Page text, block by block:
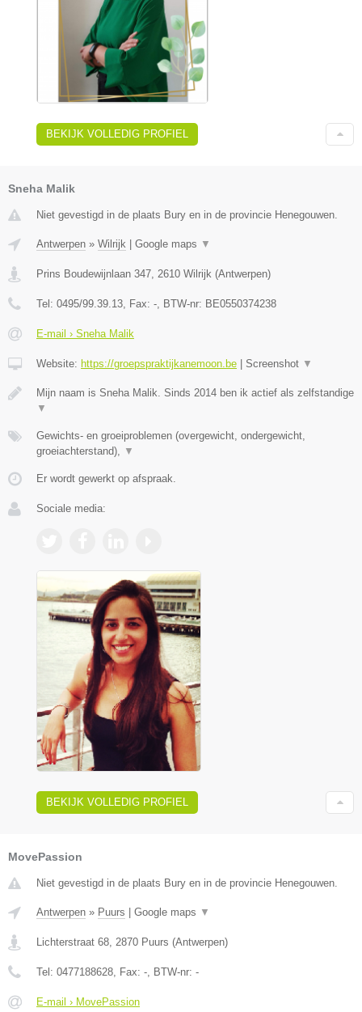
BEKIJK VOLLEDIG PROFIEL
Sneha Malik
Niet gevestigd in de plaats Bury en in de provincie Henegouwen.
Antwerpen » Wilrijk Google maps ▼
Prins Boudewijnlaan 347 2610 Wilrijk (Antwerpen)
Tel: 0495/99.39.13 , Fax: - , BTW-nr: BE0550374238
E-mail › Sneha Malik
Website: https://groepspraktijkanemoon.be Screenshot ▼
Mijn naam is Sneha Malik. Sinds 2014 ben ik actief als zelfstandige
▼
Gewichts- en groeiproblemen (overgewicht, ondergewicht,
groeiachterstand),
▼
Er wordt gewerkt op afspraak.
Sociale media:
BEKIJK VOLLEDIG PROFIEL
MovePassion
Niet gevestigd in de plaats Bury en in de provincie Henegouwen.
Antwerpen » Puurs Google maps ▼
Lichterstraat 68, 2870 Puurs (Antwerpen)
Tel: 0477188628, Fax: -, BTW-nr: -
E-mail › MovePassion